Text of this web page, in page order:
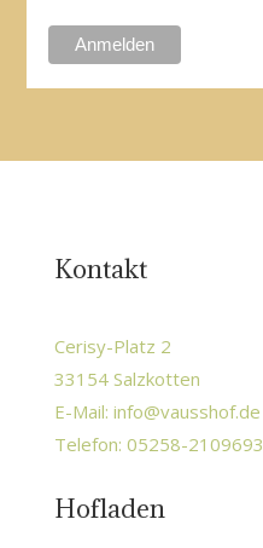
Kontakt
Cerisy-Platz 2
33154 Salzkotten
E-Mail: info@vausshof.de
Telefon: 05258-2109693
Hofladen